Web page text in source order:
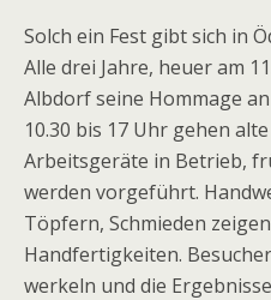
Solch ein Fest gibt sich in
Alle drei Jahre, heuer am
Albdorf seine Hommage
10.30 bis 17 Uhr gehen
Arbeitsgeräte in Betrieb,
werden vorgeführt.
Töpfern, Schmieden
Handfertigkeiten.
werkeln und die